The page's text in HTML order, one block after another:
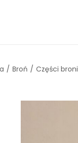
/ Broń / Części broni